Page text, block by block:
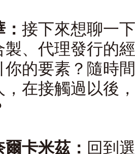
接下來想聊一
製、代理發行的
你的要素？隨時
，在接觸過以後
卡米茲： 回到